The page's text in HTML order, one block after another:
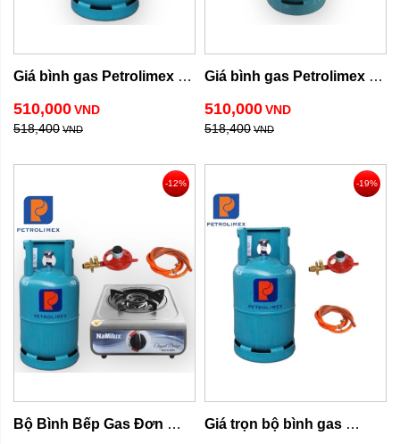
Giá bình gas Petrolimex
510,000 VND
518,400 VND
Giá bình gas Petrolimex
510,000 VND
518,400 VND
-12%
Bộ Bình Bếp Gas Đơn
-19%
Giá trọn bộ bình gas